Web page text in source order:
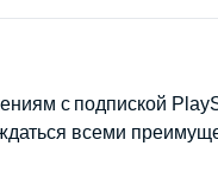
с подпиской
всеми